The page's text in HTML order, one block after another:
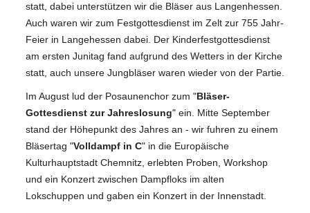
statt, dabei unterstützen wir die Bläser aus Langenhessen.
Auch waren wir zum Festgottesdienst im Zelt zur 755 Jahr-
Feier in Langehessen dabei. Der Kinderfestgottesdienst
am ersten Junitag fand aufgrund des Wetters in der Kirche
statt, auch unsere Jungbläser waren wieder von der Partie.
Im August lud der Posaunenchor zum "Bläser-
Gottesdienst zur Jahreslosung" ein. Mitte September
stand der Höhepunkt des Jahres an - wir fuhren zu einem
Bläsertag "Volldampf in C" in die Europäische
Kulturhauptstadt Chemnitz, erlebten Proben, Workshop
und ein Konzert zwischen Dampfloks im alten
Lokschuppen und gaben ein Konzert in der Innenstadt.